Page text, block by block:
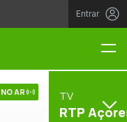
Entrar
NO AR TV
RTP